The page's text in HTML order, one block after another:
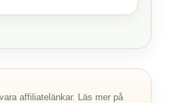
affiliatelänkar. Läs mer på